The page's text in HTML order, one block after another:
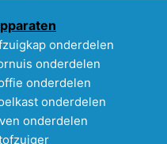
onderdelen
onderdelen
onderdelen
onderdelen
onderdelen